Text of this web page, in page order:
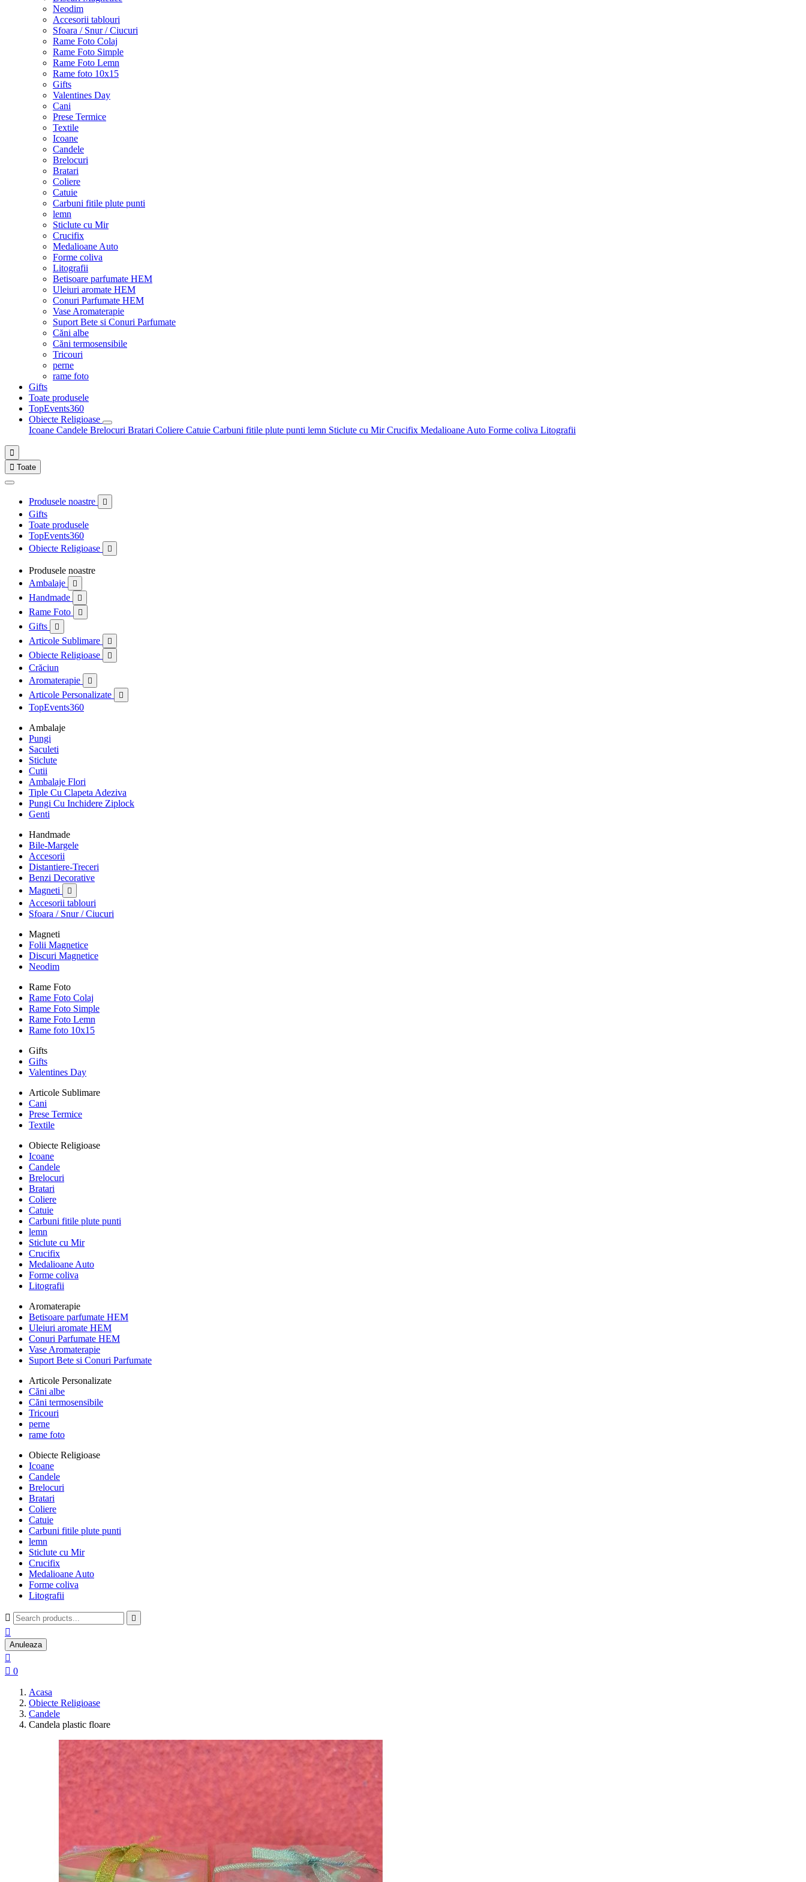
Neodim
Accesorii tablouri
Sfoara / Snur / Ciucuri
Rame Foto Colaj
Rame Foto Simple
Rame Foto Lemn
Rame foto 10x15
Gifts
Valentines Day
Cani
Prese Termice
Textile
Icoane
Candele
Brelocuri
Bratari
Coliere
Catuie
Carbuni fitile plute punti
lemn
Sticlute cu Mir
Crucifix
Medalioane Auto
Forme coliva
Litografii
Betisoare parfumate HEM
Uleiuri aromate HEM
Conuri Parfumate HEM
Vase Aromaterapie
Suport Bete si Conuri Parfumate
Căni albe
Căni termosensibile
Tricouri
perne
rame foto
Gifts
Toate produsele
TopEvents360
Obiecte Religioase
Icoane Candele Brelocuri Bratari Coliere Catuie Carbuni fitile plute punti lemn Sticlute cu MirCrucifix Medalioane Auto Forme coliva Litografii

 Toate
Produsele noastre 
Gifts
Toate produsele
TopEvents360
Obiecte Religioase

Produsele noastre
Ambalaje

Handmade 
Rame Foto 
Gifts 
Articole Sublimare 
Obiecte Religioase 
Crăciun
Aromaterapie

Articole Personalizate 
TopEvents360
Ambalaje
Pungi
Saculeti
Sticlute
Cutii
Ambalaje Flori
Tiple Cu Clapeta Adeziva
Pungi Cu Inchidere Ziplock
Genti
Handmade
Bile-Margele
Accesorii
Distantiere-Treceri
Benzi Decorative
Magneti

Accesorii tablouri
Sfoara / Snur / Ciucuri
Magneti
Folii Magnetice
Discuri Magnetice
Neodim
Rame Foto
Rame Foto Colaj
Rame Foto Simple
Rame Foto Lemn
Rame foto 10x15
Gifts
Gifts
Valentines Day
Articole Sublimare
Cani
Prese Termice
Textile
Obiecte Religioase
Icoane
Candele
Brelocuri
Bratari
Coliere
Catuie
Carbuni fitile plute punti
lemn
Sticlute cu Mir
Crucifix
Medalioane Auto
Forme coliva
Litografii
Aromaterapie
Betisoare parfumate HEM
Uleiuri aromate HEM
Conuri Parfumate HEM
Vase Aromaterapie
Suport Bete si Conuri Parfumate
Articole Personalizate
Căni albe
Căni termosensibile
Tricouri
perne
rame foto
Obiecte Religioase
Icoane
Candele
Brelocuri
Bratari
Coliere
Catuie
Carbuni fitile plute punti
lemn
Sticlute cu Mir
Crucifix
Medalioane Auto
Forme coliva
Litografii
 

Anuleaza

 0
Acasa
Obiecte Religioase
Candele
Candela plastic floare